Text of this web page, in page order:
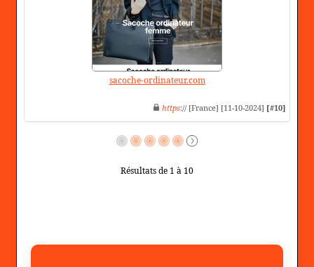
sacoche-ordinateur.com
https:// [France] [11-10-2024] [#10]
Résultats de 1 à 10